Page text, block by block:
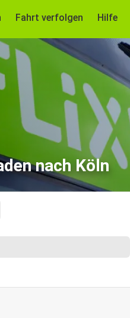
Fahrt verfolgen Hilfe
nach Köln